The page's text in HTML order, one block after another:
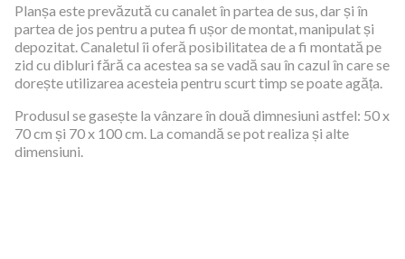
Planșa este prevăzută cu canalet în partea de sus, dar și în
partea de jos pentru a putea fi ușor de montat, manipulat și
depozitat. Canaletul îi oferă posibilitatea de a fi montată pe
zid cu dibluri fără ca acestea sa se vadă sau în cazul în care se
dorește utilizarea acesteia pentru scurt timp se poate agăța.
Produsul se gasește la vânzare în două dimnesiuni astfel: 50 x
70 cm și 70 x 100 cm. La comandă se pot realiza și alte
dimensiuni.